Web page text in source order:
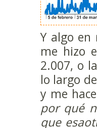
Y algo en
me hizo
2.007, o
lo largo
y me
por qué
que